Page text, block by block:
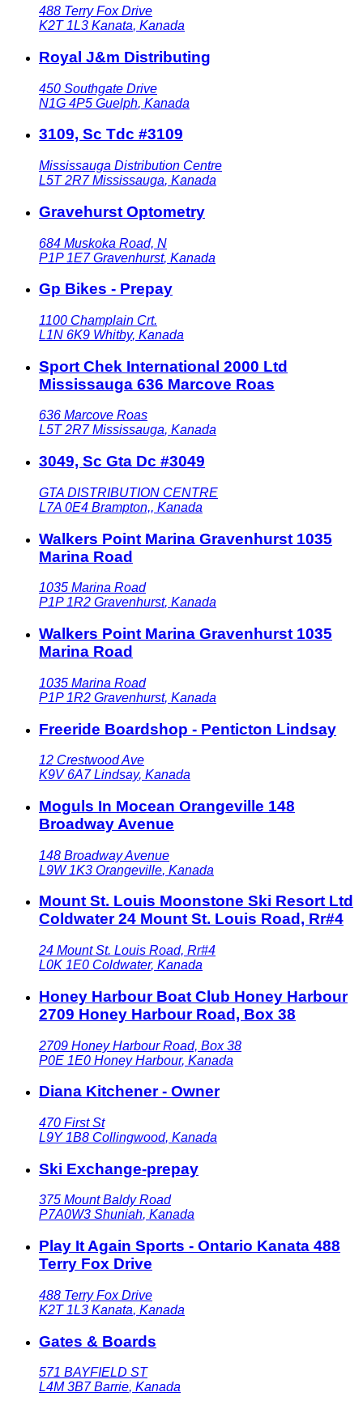
488 Terry Fox Drive
K2T 1L3 Kanata, Kanada
Royal J&m Distributing
450 Southgate Drive
N1G 4P5 Guelph, Kanada
3109, Sc Tdc #3109
Mississauga Distribution Centre
L5T 2R7 Mississauga, Kanada
Gravehurst Optometry
684 Muskoka Road, N
P1P 1E7 Gravenhurst, Kanada
Gp Bikes - Prepay
1100 Champlain Crt.
L1N 6K9 Whitby, Kanada
Sport Chek International 2000 Ltd
Mississauga 636 Marcove Roas
636 Marcove Roas
L5T 2R7 Mississauga, Kanada
3049, Sc Gta Dc #3049
GTA DISTRIBUTION CENTRE
L7A 0E4 Brampton,, Kanada
Walkers Point Marina Gravenhurst 1035
Marina Road
1035 Marina Road
P1P 1R2 Gravenhurst, Kanada
Walkers Point Marina Gravenhurst 1035
Marina Road
1035 Marina Road
P1P 1R2 Gravenhurst, Kanada
Freeride Boardshop - Penticton Lindsay
12 Crestwood Ave
K9V 6A7 Lindsay, Kanada
Moguls In Mocean Orangeville 148
Broadway Avenue
148 Broadway Avenue
L9W 1K3 Orangeville, Kanada
Mount St. Louis Moonstone Ski Resort Ltd
Coldwater 24 Mount St. Louis Road, Rr#4
24 Mount St. Louis Road, Rr#4
L0K 1E0 Coldwater, Kanada
Honey Harbour Boat Club Honey Harbour
2709 Honey Harbour Road, Box 38
2709 Honey Harbour Road, Box 38
P0E 1E0 Honey Harbour, Kanada
Diana Kitchener - Owner
470 First St
L9Y 1B8 Collingwood, Kanada
Ski Exchange-prepay
375 Mount Baldy Road
P7A0W3 Shuniah, Kanada
Play It Again Sports - Ontario Kanata 488
Terry Fox Drive
488 Terry Fox Drive
K2T 1L3 Kanata, Kanada
Gates & Boards
571 BAYFIELD ST
L4M 3B7 Barrie, Kanada